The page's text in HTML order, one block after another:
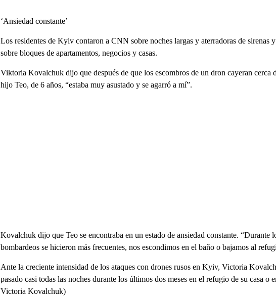
‘Ansiedad constante’
Los residentes de Kyiv contaron a CNN sobre noches largas y aterradoras de sirenas
sobre bloques de apartamentos, negocios y casas.
Viktoria Kovalchuk dijo que después de que los escombros de un dron cayeran cerca
hijo Teo, de 6 años, “estaba muy asustado y se agarró a mí”.
Kovalchuk dijo que Teo se encontraba en un estado de ansiedad constante. “Durante
bombardeos se hicieron más frecuentes, nos escondimos en el baño o bajamos al
Ante la creciente intensidad de los ataques con drones rusos en Kyiv, Victoria
pasado casi todas las noches durante los últimos dos meses en el refugio de su casa o
Victoria Kovalchuk)